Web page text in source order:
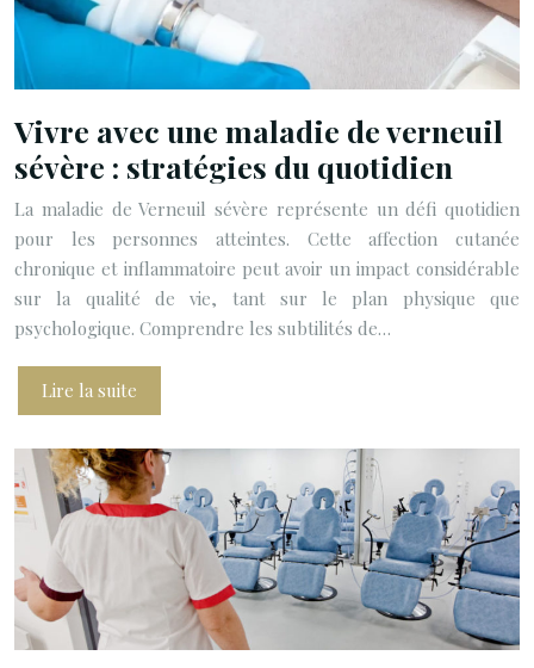
Vivre avec une maladie de verneuil
sévère : stratégies du quotidien
La maladie de Verneuil sévère représente un défi quotidien
pour les personnes atteintes. Cette affection cutanée
chronique et inflammatoire peut avoir un impact considérable
sur la qualité de vie, tant sur le plan physique que
psychologique. Comprendre les subtilités de…
Lire la suite